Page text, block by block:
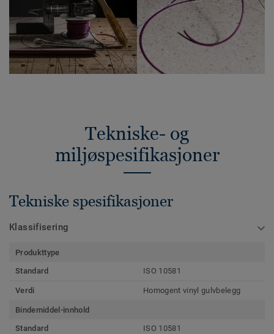
Tekniske- og
miljøspesifikasjoner
Tekniske spesifikasjoner
Klassifisering
Produkttype
Standard
ISO 10581
Verdi Homogent vinyl gulvbelegg
Bindemiddel-innhold
Standard
ISO 10581